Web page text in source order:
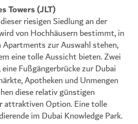
Towers (JLT)
riesigen Siedlung an der
von Hochhäusern bestimmt, in
Apartments zur Auswahl stehen,
eine tolle Aussicht bieten. Zwei
Fußgängerbrücke zur Dubai
Apotheken und Unmengen
diese relativ günstigen
attraktiven Option. Eine tolle
im Dubai Knowledge Park.